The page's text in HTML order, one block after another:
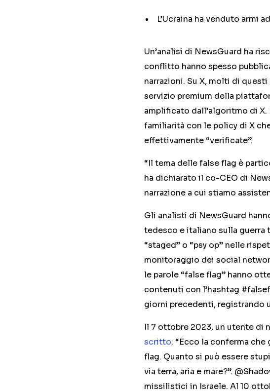
L’Ucraina ha venduto armi
Un’analisi di NewsGuard ha
conflitto hanno spesso
narrazioni. Su X, molti di
servizio premium della
amplificato dall’algoritmo di X.
familiarità con le policy di X
effettivamente “verificate”.
“Il tema delle false flag è
ha dichiarato il co-CEO di
narrazione a cui stiamo
Gli analisti di NewsGuard
tedesco e italiano sulla guerra
“staged” o “psy op” nelle
monitoraggio dei social
le parole “false flag” hanno
contenuti con l’hashtag
giorni precedenti, registrando
Il 7 ottobre 2023, un utente di
scritto: “Ecco la conferma
flag. Quanto si può essere
via terra, aria e mare?”.
missilistici in Israele. Al 10